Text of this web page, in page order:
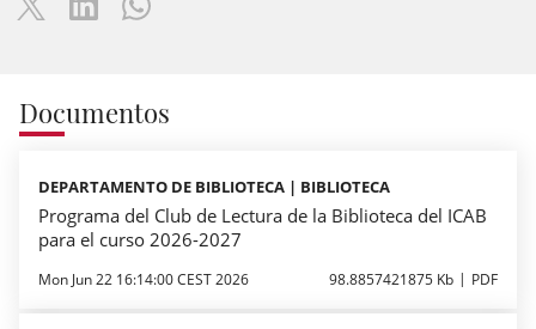
Documentos
DEPARTAMENTO DE BIBLIOTECA | BIBLIOTECA
Programa del Club de Lectura de la Biblioteca del ICAB
para el curso 2026-2027
Mon Jun 22 16:14:00 CEST 2026 98.8857421875 Kb PDF